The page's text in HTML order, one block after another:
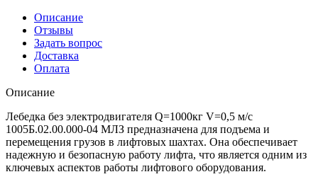
Описание
Отзывы
Задать вопрос
Доставка
Оплата
Описание
Лебедка без электродвигателя Q=1000кг V=0,5 м/с
1005Б.02.00.000-04 МЛЗ предназначена для подъема и
перемещения грузов в лифтовых шахтах. Она обеспечивает
надежную и безопасную работу лифта, что является одним из
ключевых аспектов работы лифтового оборудования.